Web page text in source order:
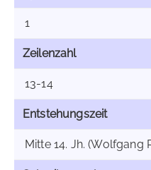
1
Zeilenzahl
13-14
Entstehungszeit
Mitte 14. Jh. (Wolfgang